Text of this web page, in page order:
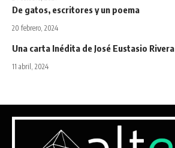
De gatos, escritores y un poema
20 febrero, 2024
Una carta Inédita de José Eustasio Rivera
11 abril, 2024